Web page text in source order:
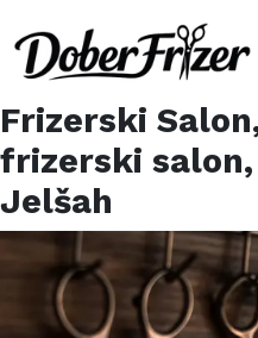
Frizerski
frizerski salon,
Jelšah